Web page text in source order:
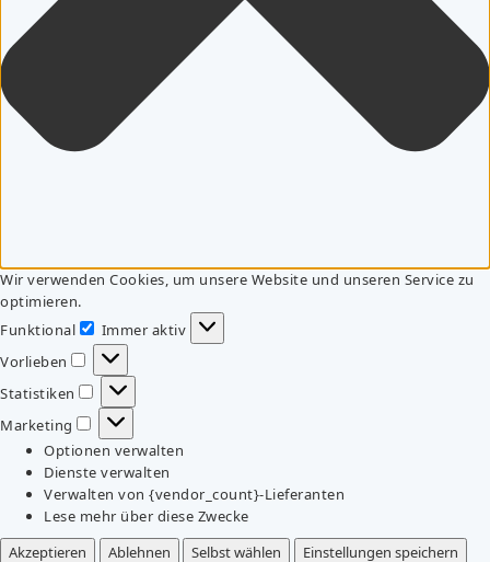
Wir verwenden Cookies, um unsere Website und unseren Service zu
optimieren.
Funktional
Funktional
Immer aktiv
Vorlieben
Vorlieben
Statistiken
Statistiken
Marketing
Marketing
Optionen verwalten
Dienste verwalten
Verwalten von {vendor_count}-Lieferanten
Lese mehr über diese Zwecke
Akzeptieren
Ablehnen Selbst wählen
Einstellungen speichern